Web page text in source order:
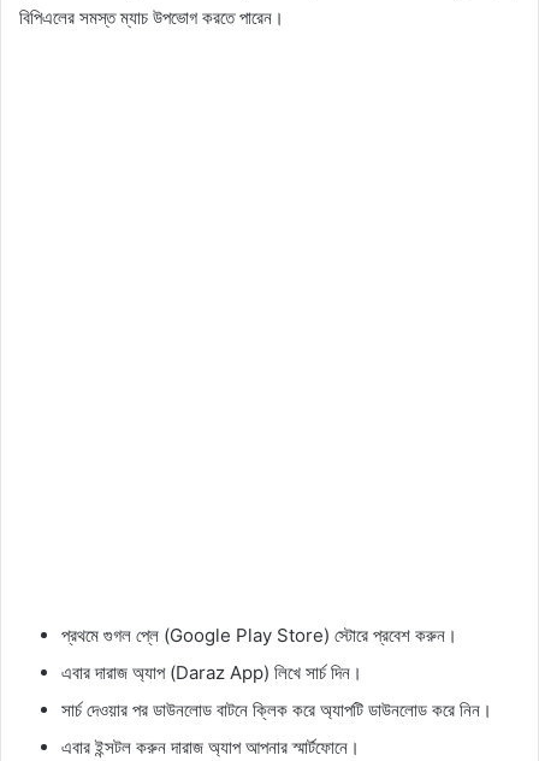
বিপিএলের সমস্ত ম্যাচ উপভোগ করতে পারেন।
প্রথমে গুগল প্লে (Google Play Store) স্টোরে প্রবেশ করুন।
এবার দারাজ অ্যাপ (Daraz App) লিখে সার্চ দিন।
সার্চ দেওয়ার পর ডাউনলোড বাটনে ক্লিক করে অ্যাপটি ডাউনলোড করে নিন।
এবার ইন্সটল করুন দারাজ অ্যাপ আপনার স্মার্টফোনে।